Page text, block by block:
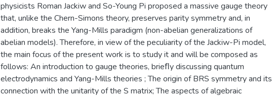
physicists Roman Jackiw and So-Young Pi proposed a massive gauge theory
that, unlike the Chern-Simons theory, preserves parity symmetry and, in
addition, breaks the Yang-Mills paradigm (non-abelian generalizations of
abelian models). Therefore, in view of the peculiarity of the Jackiw-Pi model,
the main focus of the present work is to study it and will be composed as
follows: An introduction to gauge theories, brieﬂy discussing quantum
electrodynamics and Yang-Mills theories ; The origin of BRS symmetry and its
connection with the unitarity of the S matrix; The aspects of algebraic